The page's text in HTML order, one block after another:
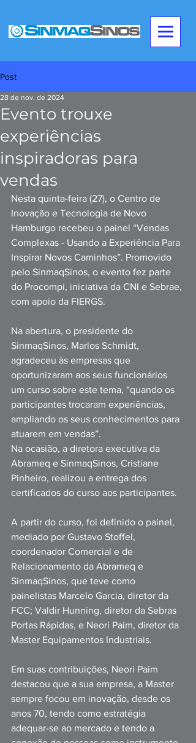
Post
Evento trouxe
experiências
inspiradoras para
vendas
28 de nov. de 2024
Nesta quinta-feira (27), o Centro de
Inovação e Tecnologia de Novo
Hamburgo recebeu o painel “Vendas
Complexas - Usando a Experiência Para
Inspirar Novos Caminhos”. Promovido
pelo SinmaqSinos, o evento fez parte
do Procompi, iniciativa da CNI e Sebrae,
com apoio da FIERGS.
Na abertura, o presidente do
SinmaqSinos, Marlos Schmidt,
agradeceu às empresas que
oportunizaram aos seus funcionários
um curso sobre este tema, “quando os
participantes trocaram experiências,
ampliando os seus conhecimentos para
atuarem em vendas”.
Na ocasião, a diretora executiva da
Abrameq e SinmaqSinos, Cristiane
Pinheiro, realizou a entrega dos
certificados do curso aos participantes.
A partir do curso, foi definido o painel,
mediado por Gustavo Stoffel,
coordenador Comercial e de
Relacionamento da Abrameq e
SinmaqSinos, que teve como
painelistas Marcelo Garcia, diretor da
FCC; Valdir Hunning, diretor da Sebras
Portas Rápidas, e Neori Paim, diretor da
Master Equipamentos Industriais.
Em suas contribuições, Neori Paim
destacou que a sua empresa, a Master
sempre focou em inovação, desde os
anos 70, tendo como estratégia
adequar-se ao mercado e tendo a